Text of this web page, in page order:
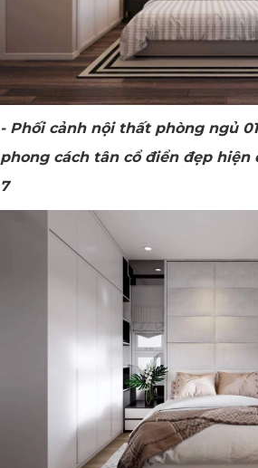
- Phối cảnh nội thất phòng ngủ
phong cách tân cổ điển đẹp hiện
7